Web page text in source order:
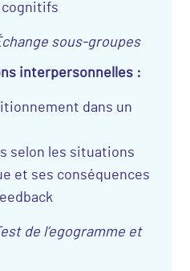
cognitifs
sous-groupes
interpersonnelles :
dans un
selon les situations
et ses conséquences
de l’egogramme et